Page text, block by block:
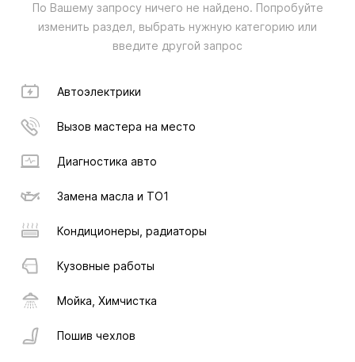
По Вашему запросу ничего не найдено. Попробуйте
изменить раздел, выбрать нужную категорию или
введите другой запрос
Автоэлектрики
Вызов мастера на место
Диагностика авто
Замена масла и ТО1
Кондиционеры, радиаторы
Кузовные работы
Мойка, Химчистка
Пошив чехлов